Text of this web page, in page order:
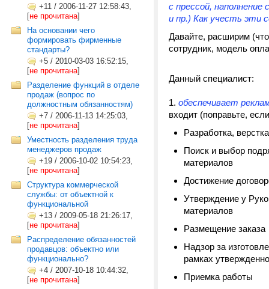
+11 / 2006-11-27 12:58:43,
[не прочитана]
На основании чего
формировать фирменные
стандарты?
+5 / 2010-03-03 16:52:15,
[не прочитана]
Разделение функций в отделе
продаж (вопрос по
должностным обязанностям)
+7 / 2006-11-13 14:25:03,
[не прочитана]
Уместность разделения труда
менеджеров продаж
+19 / 2006-10-02 10:54:23,
[не прочитана]
Структура коммерческой
службы: от объектной к
функциональной
+13 / 2009-05-18 21:26:17,
[не прочитана]
Распределение обязанностей
продавцов: объектно или
функционально?
+4 / 2007-10-18 10:44:32,
[не прочитана]
с прессой, наполнение
и пр.) Как учесть эти
Давайте, расширим
сотрудник, модель
Данный специалист:
1. обеспечивает
входит (поправьте,
Разработка,
Поиск и выбор
материалов
Достижение
Утверждение у
материалов
Размещение заказа
Надзор за
рамках
Приемка работы